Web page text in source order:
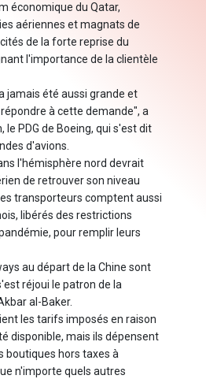
économique du Qatar,
aériennes et magnats de
de la forte reprise du
l'importance de la clientèle
jamais été aussi grande et
à cette demande", a
le PDG de Boeing, qui s'est dit
d'avions.
l'hémisphère nord devrait
de retrouver son niveau
transporteurs comptent aussi
libérés des restrictions
pour remplir leurs
au départ de la Chine sont
réjoui le patron de la
al-Baker.
les tarifs imposés en raison
disponible, mais ils dépensent
boutiques hors taxes à
n'importe quels autres